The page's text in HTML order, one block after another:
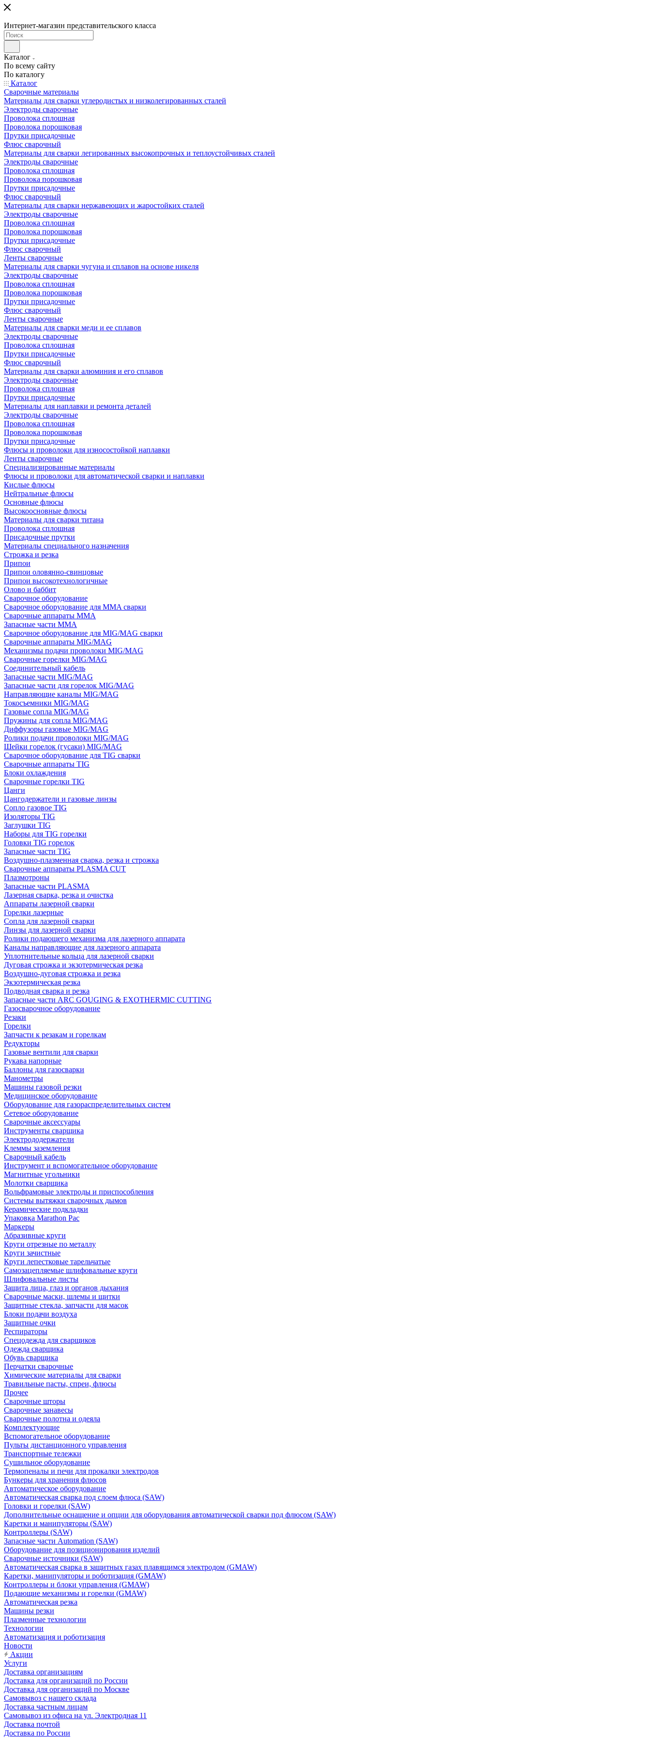
Интернет-магазин представительского класса
Каталог
По всему сайту
По каталогу
Каталог
Сварочные материалы
Материалы для сварки углеродистых и низколегированных сталей
Электроды сварочные
Проволока сплошная
Проволока порошковая
Прутки присадочные
Флюс сварочный
Материалы для сварки легированных высокопрочных и теплоустойчивых сталей
Электроды сварочные
Проволока сплошная
Проволока порошковая
Прутки присадочные
Флюс сварочный
Материалы для сварки нержавеющих и жаростойких сталей
Электроды сварочные
Проволока сплошная
Проволока порошковая
Прутки присадочные
Флюс сварочный
Ленты сварочные
Материалы для сварки чугуна и сплавов на основе никеля
Электроды сварочные
Проволока сплошная
Проволока порошковая
Прутки присадочные
Флюс сварочный
Ленты сварочные
Материалы для сварки меди и ее сплавов
Электроды сварочные
Проволока сплошная
Прутки присадочные
Флюс сварочный
Материалы для сварки алюминия и его сплавов
Электроды сварочные
Проволока сплошная
Прутки присадочные
Материалы для наплавки и ремонта деталей
Электроды сварочные
Проволока сплошная
Проволока порошковая
Прутки присадочные
Флюсы и проволоки для износостойкой наплавки
Ленты сварочные
Специализированные материалы
Флюсы и проволоки для автоматической сварки и наплавки
Кислые флюсы
Нейтральные флюсы
Основные флюсы
Высокоосновные флюсы
Материалы для сварки титана
Проволока сплошная
Присадочные прутки
Материалы специального назначения
Строжка и резка
Припои
Припои оловянно-свинцовые
Припои высокотехнологичные
Олово и баббит
Сварочное оборудование
Сварочное оборудование для MMA сварки
Сварочные аппараты MMA
Запасные части MMA
Сварочное оборудование для MIG/MAG сварки
Сварочные аппараты MIG/MAG
Механизмы подачи проволоки MIG/MAG
Сварочные горелки MIG/MAG
Соединительный кабель
Запасные части MIG/MAG
Запасные части для горелок MIG/MAG
Направляющие каналы MIG/MAG
Токосъемники MIG/MAG
Газовые сопла MIG/MAG
Пружины для сопла MIG/MAG
Диффузоры газовые MIG/MAG
Ролики подачи проволоки MIG/MAG
Шейки горелок (гусаки) MIG/MAG
Сварочное оборудование для TIG сварки
Сварочные аппараты TIG
Блоки охлаждения
Сварочные горелки TIG
Цанги
Цангодержатели и газовые линзы
Сопло газовое TIG
Изоляторы TIG
Заглушки TIG
Наборы для TIG горелки
Головки TIG горелок
Запасные части TIG
Воздушно-плазменная сварка, резка и строжка
Сварочные аппараты PLASMA CUT
Плазмотроны
Запасные части PLASMA
Лазерная сварка, резка и очистка
Аппараты лазерной сварки
Горелки лазерные
Сопла для лазерной сварки
Линзы для лазерной сварки
Ролики подающего механизма для лазерного аппарата
Каналы направляющие для лазерного аппарата
Уплотнительные кольца для лазерной сварки
Дуговая строжка и экзотермическая резка
Воздушно-дуговая строжка и резка
Экзотермическая резка
Подводная сварка и резка
Запасные части ARC GOUGING & EXOTHERMIC CUTTING
Газосварочное оборудование
Резаки
Горелки
Запчасти к резакам и горелкам
Редукторы
Газовые вентили для сварки
Рукава напорные
Баллоны для газосварки
Манометры
Машины газовой резки
Медицинское оборудование
Оборудование для газораспределительных систем
Сетевое оборудование
Сварочные аксессуары
Инструменты сварщика
Электрододержатели
Клеммы заземления
Сварочный кабель
Инструмент и вспомогательное оборудование
Магнитные угольники
Молотки сварщика
Вольфрамовые электроды и приспособления
Системы вытяжки сварочных дымов
Керамические подкладки
Упаковка Marathon Pac
Маркеры
Абразивные круги
Круги отрезные по металлу
Круги зачистные
Круги лепестковые тарельчатые
Самозацепляемые шлифовальные круги
Шлифовальные листы
Защита лица, глаз и органов дыхания
Сварочные маски, шлемы и щитки
Защитные стекла, запчасти для масок
Блоки подачи воздуха
Защитные очки
Респираторы
Спецодежда для сварщиков
Одежда сварщика
Обувь сварщика
Перчатки сварочные
Химические материалы для сварки
Травильные пасты, спреи, флюсы
Прочее
Сварочные шторы
Сварочные занавесы
Сварочные полотна и одеяла
Комплектующие
Вспомогательное оборудование
Пульты дистанционного управления
Транспортные тележки
Сушильное оборудование
Термопеналы и печи для прокалки электродов
Бункеры для хранения флюсов
Автоматическое оборудование
Автоматическая сварка под слоем флюса (SAW)
Головки и горелки (SAW)
Дополнительные оснащение и опции для оборудования автоматической сварки под флюсом (SAW)
Каретки и манипуляторы (SAW)
Контроллеры (SAW)
Запасные части Automation (SAW)
Оборудование для позиционирования изделий
Сварочные источники (SAW)
Автоматическая сварка в защитных газах плавящимся электродом (GMAW)
Каретки, манипуляторы и роботизация (GMAW)
Контроллеры и блоки управления (GMAW)
Подающие механизмы и горелки (GMAW)
Автоматическая резка
Машины резки
Плазменные технологии
Технологии
Автоматизация и роботизация
Новости
Акции
Услуги
Доставка организациям
Доставка для организаций по России
Доставка для организаций по Москве
Самовывоз с нашего склада
Доставка частным лицам
Самовывоз из офиса на ул. Электродная 11
Доставка почтой
Доставка по России